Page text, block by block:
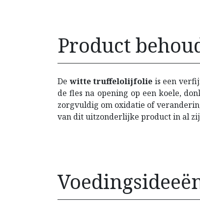
Product
De witte truffelolijfolie is een
de fles na opening op een koele,
zorgvuldig om oxidatie of
van dit uitzonderlijke product in al